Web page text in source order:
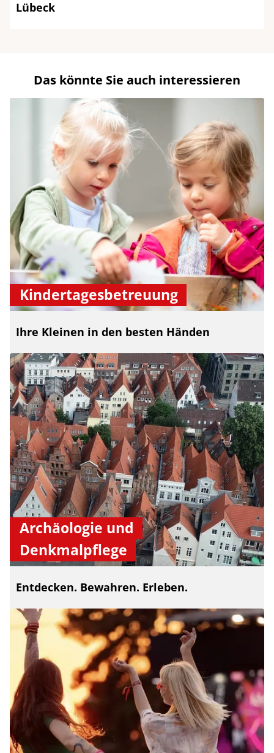
Lübeck
Das könnte Sie auch interessieren
Kindertagesbetreuung
Ihre Kleinen in den besten Händen
Archäologie und
Denkmalpflege
Entdecken. Bewahren. Erleben.